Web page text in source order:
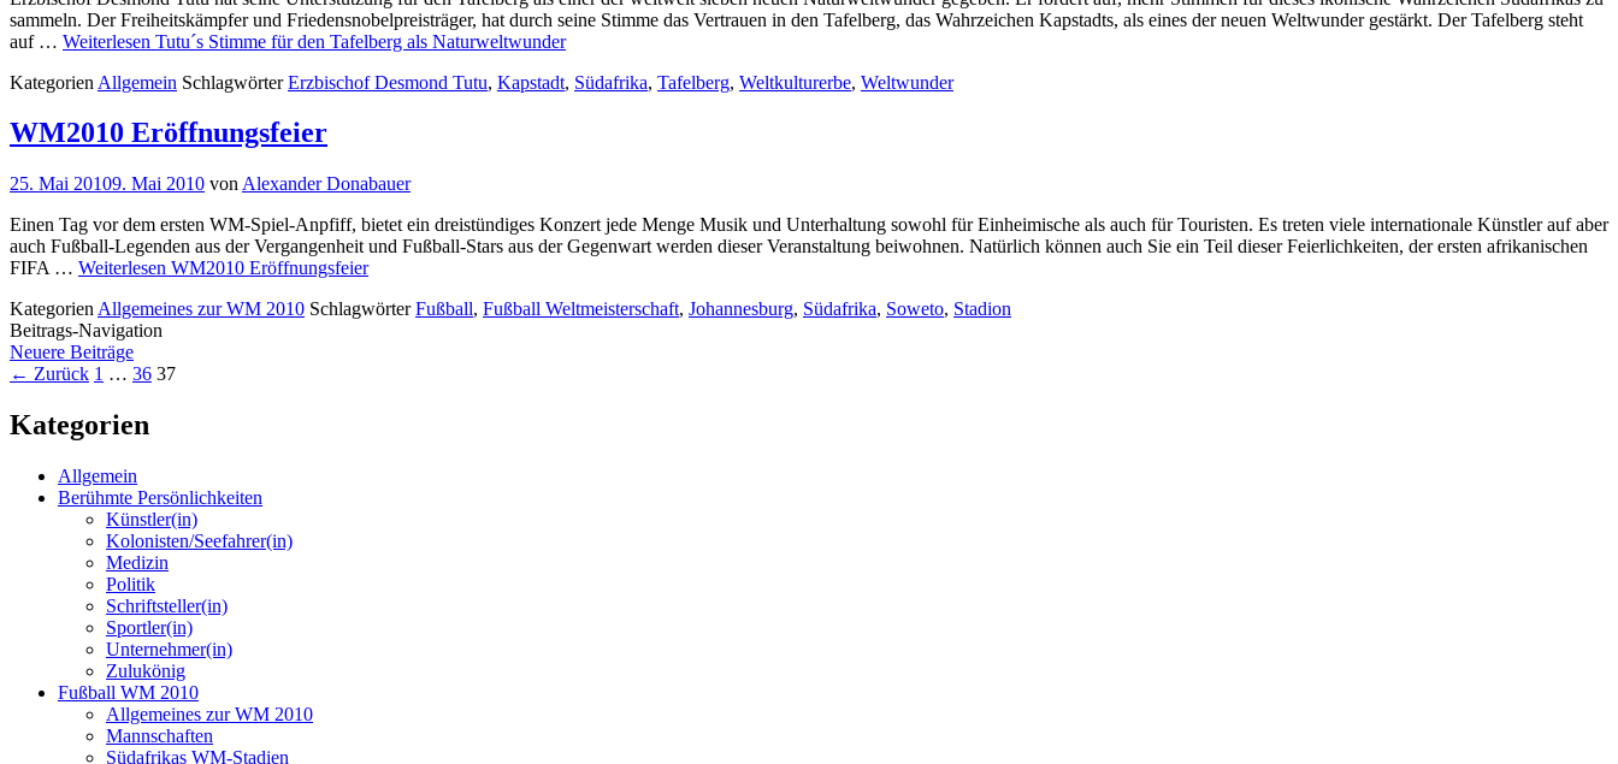
sammeln. Der Freiheitskämpfer und Friedensnobelpreisträger, hat durch seine Stimme das Vertrauen in den Tafelberg, das Wahrzeichen Kapstadts, als eines der neuen Weltwunder gestärkt. Der Tafelberg steht
auf … Weiterlesen Tutu´s Stimme für den Tafelberg als Naturweltwunder
Kategorien Allgemein SchlagwörterErzbischof Desmond Tutu, Kapstadt, Südafrika, Tafelberg, Weltkulturerbe, Weltwunder
WM2010 Eröffnungsfeier
25. Mai 20109. Mai 2010 von Alexander Donabauer
Einen Tag vor dem ersten WM-Spiel-Anpfiff, bietet ein dreistündiges Konzert jede Menge Musik und Unterhaltung sowohl für Einheimische als auch für Touristen. Es treten viele internationale Künstler auf aber
auch Fußball-Legenden aus der Vergangenheit und Fußball-Stars aus der Gegenwart werden dieser Veranstaltung beiwohnen. Natürlich können auch Sie ein Teil dieser Feierlichkeiten, der ersten afrikanischen
FIFA … Weiterlesen WM2010 Eröffnungsfeier
Kategorien Allgemeines zur WM 2010 SchlagwörterFußball, Fußball Weltmeisterschaft, Johannesburg, Südafrika, Soweto, Stadion
Beitrags-Navigation
Neuere Beiträge
← Zurück 1 … 36 37
Kategorien
Allgemein
Berühmte Persönlichkeiten
Künstler(in)
Kolonisten/Seefahrer(in)
Medizin
Politik
Schriftsteller(in)
Sportler(in)
Unternehmer(in)
Zulukönig
Fußball WM 2010
Allgemeines zur WM 2010
Mannschaften
Südafrikas WM-Stadien